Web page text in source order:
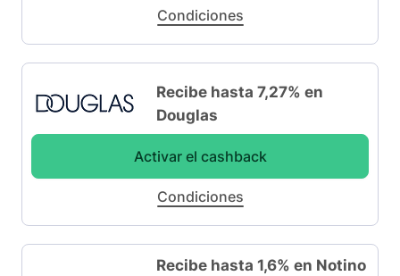
Condiciones
Recibe hasta 7,27% en
Douglas
Activar el cashback
Condiciones
Recibe hasta 1,6% en Notino